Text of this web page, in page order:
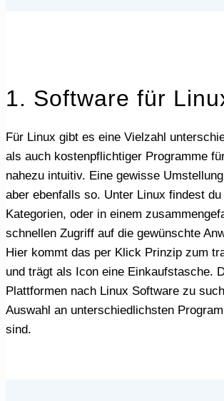
1. Software für
Für Linux gibt es eine Vielzahl unterschiedlicher Software Programme und Pakete. Wie bei Windows, erhältst du für Linux eine breite Palette sowohl kostenloser
als auch kostenpflichtiger Programme
nahezu intuitiv. Eine gewisse
aber ebenfalls so. Unter Linux findest
Kategorien, oder in einem
schnellen Zugriff auf die gewünschte
Hier kommt das per Klick Prinzip zum
und trägt als Icon eine Einkaufstasche.
Plattformen nach Linux Software zu
Auswahl an unterschiedlichsten
sind.